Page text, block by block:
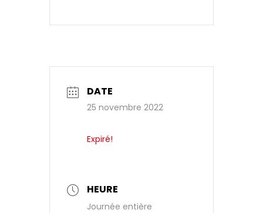
DATE
25 novembre 2022
Expiré!
HEURE
Journée entière